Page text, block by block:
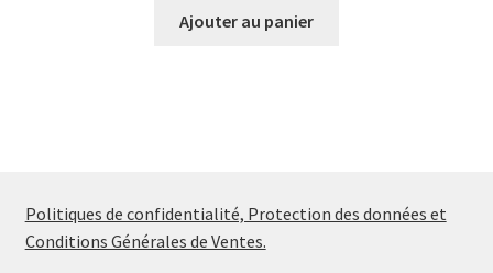
Ajouter au panier
Politiques de confidentialité, Protection des données et
Conditions Générales de Ventes.